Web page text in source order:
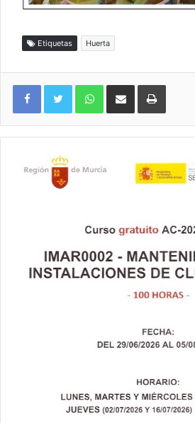
Etiquetas Huerta
WhatsAppCompartir por correo electrónicoImprimir